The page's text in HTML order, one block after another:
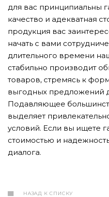
для вас принципиальны
качество и адекватная
продукция вас
начать с вами
длительного времени
стабильно производит
товаров, стремясь к
выгодных предложений
Подавляющее
выделяет
условий. Если вы ищете
стоимостью и
диалога.
НАЗАД К СПИСКУ